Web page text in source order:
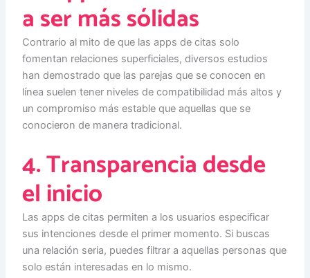
a ser más sólidas
Contrario al mito de que las apps de citas solo
fomentan relaciones superficiales, diversos estudios
han demostrado que las parejas que se conocen en
línea suelen tener niveles de compatibilidad más altos y
un compromiso más estable que aquellas que se
conocieron de manera tradicional.
4. Transparencia desde
el inicio
Las apps de citas permiten a los usuarios especificar
sus intenciones desde el primer momento. Si buscas
una relación seria, puedes filtrar a aquellas personas que
solo están interesadas en lo mismo.